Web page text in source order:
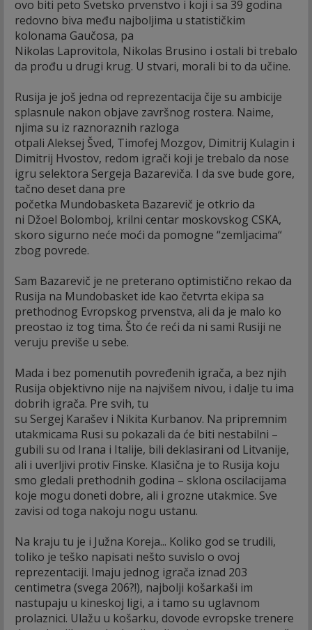
ovo biti peto Svetsko prvenstvo i koji i sa 39 godina
redovno biva među najboljima u statističkim
kolonama Gaučosa, pa
Nikolas Laprovitola, Nikolas Brusino i ostali bi trebalo
da prođu u drugi krug. U stvari, morali bi to da učine.
Rusija je još jedna od reprezentacija čije su ambicije
splasnule nakon objave završnog rostera. Naime,
njima su iz raznoraznih razloga
otpali Aleksej Šved, Timofej Mozgov, Dimitrij Kulagin i
Dimitrij Hvostov, redom igrači koji je trebalo da nose
igru selektora Sergeja Bazareviča. I da sve bude gore,
tačno deset dana pre
početka Mundobasketa Bazarevič je otkrio da
ni Džoel Bolomboj, krilni centar moskovskog CSKA,
skoro sigurno neće moći da pomogne “zemljacima“
zbog povrede.
Sam Bazarevič je ne preterano optimistično rekao da
Rusija na Mundobasket ide kao četvrta ekipa sa
prethodnog Evropskog prvenstva, ali da je malo ko
preostao iz tog tima. Što će reći da ni sami Rusiji ne
veruju previše u sebe.
Mada i bez pomenutih povređenih igrača, a bez njih
Rusija objektivno nije na najvišem nivou, i dalje tu ima
dobrih igrača. Pre svih, tu
su Sergej Karašev i Nikita Kurbanov. Na pripremnim
utakmicama Rusi su pokazali da će biti nestabilni –
gubili su od Irana i Italije, bili deklasirani od Litvanije,
ali i uverljivi protiv Finske. Klasična je to Rusija koju
smo gledali prethodnih godina – sklona oscilacijama
koje mogu doneti dobre, ali i grozne utakmice. Sve
zavisi od toga nakoju nogu ustanu.
Na kraju tu je i Južna Koreja... Koliko god se trudili,
toliko je teško napisati nešto suvislo o ovoj
reprezentaciji. Imaju jednog igrača iznad 203
centimetra (svega 206?!), najbolji košarkaši im
nastupaju u kineskoj ligi, a i tamo su uglavnom
prolaznici. Ulažu u košarku, dovode evropske trenere